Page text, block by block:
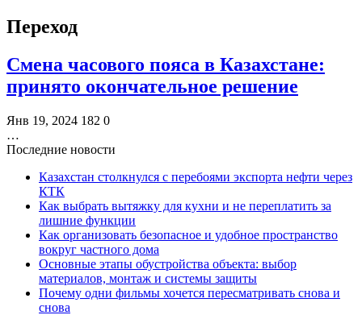
Переход
Смена часового пояса в Казахстане:
принято окончательное решение
Янв 19, 2024 182 0
…
Последние новости
Казахстан столкнулся с перебоями экспорта нефти через
КТК
Как выбрать вытяжку для кухни и не переплатить за
лишние функции
Как организовать безопасное и удобное пространство
вокруг частного дома
Основные этапы обустройства объекта: выбор
материалов, монтаж и системы защиты
Почему одни фильмы хочется пересматривать снова и
снова